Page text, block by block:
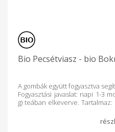
Bio Pecsétviasz - bio
A gombák együtt fogyasztva
Fogyasztási javaslat: napi 1-3
g) teában elkeverve.
MAGYAR TERMÉK!
www.gombadr.hu weboldalon.